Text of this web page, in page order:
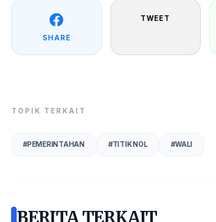
SHARE
TWEET
TOPIK TERKAIT
#PEMERINTAHAN #TITIK NOL #WALI
BERITA TERKAIT